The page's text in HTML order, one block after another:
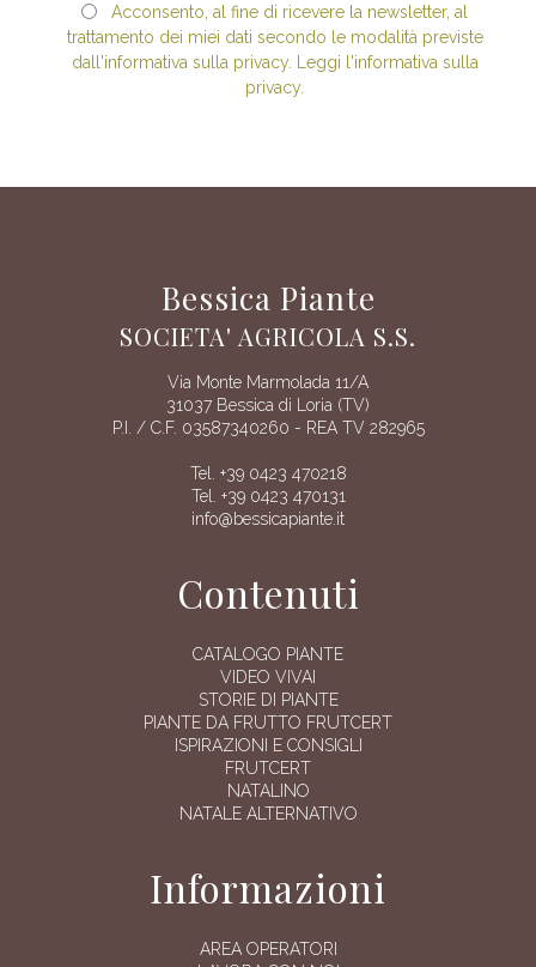
Acconsento, al fine di ricevere la newsletter, al
trattamento dei miei dati secondo le modalità previste
dall'informativa sulla privacy. Leggi l'informativa sulla
privacy.
Bessica Piante
SOCIETA' AGRICOLA S.S.
Via Monte Marmolada 11/A
31037 Bessica di Loria (TV)
P.I. / C.F. 03587340260 - REA TV 282965
Tel. +39 0423 470218
Tel. +39 0423 470131
info@bessicapiante.it
Contenuti
CATALOGO PIANTE
VIDEO VIVAI
STORIE DI PIANTE
PIANTE DA FRUTTO FRUTCERT
ISPIRAZIONI E CONSIGLI
FRUTCERT
NATALINO
NATALE ALTERNATIVO
Informazioni
AREA OPERATORI